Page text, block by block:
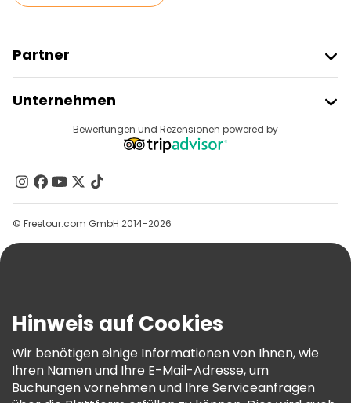
Partner
Anbieter-Anmeldung
Affiliate-Programm
Unternehmen
Reiseziele
Kontakt
Gruppen
Hilfe
AGB Und Rechtliches
Cookie-Richtlinie
Freetour Auszeichnungen
Bewertungen und Rezensionen powered by
© Freetour.com GmbH 2014-2026
Hinweis auf Cookies
Wir benötigen einige Informationen von Ihnen, wie
Ihren Namen und Ihre E-Mail-Adresse, um
Buchungen vornehmen und Ihre Serviceanfragen